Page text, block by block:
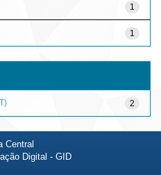
1
1
2
Central
Digital - GID